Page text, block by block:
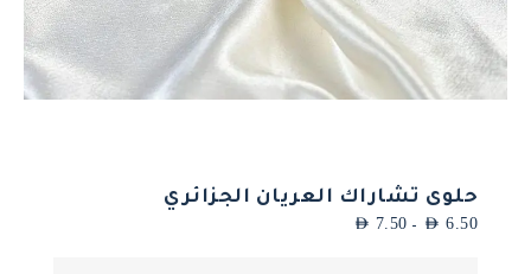
حلوى تشاراك العريان الجزائري
AED 6.50
–
AED 7.50